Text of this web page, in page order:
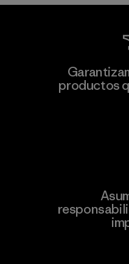
información
Manufacturing
Stock Company
Branch
productos